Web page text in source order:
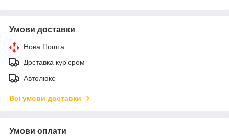
Умови доставки
Нова Пошта
Доставка кур'єром
Автолюкс
Всі умови доставки
Умови оплати